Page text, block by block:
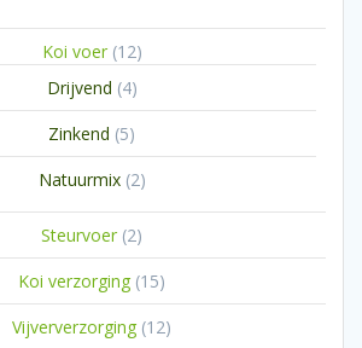
Koi voer 1212
Drijvend 44
producten
Zinkend 55
producten
Natuurmix 22
Steurvoer 22
producten
Koi verzorging 1515
producten
Vijververzorging 1212